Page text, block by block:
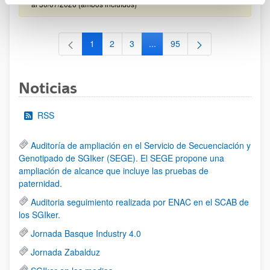
al 30/07/2026 (ambos incluídos)
Página
1 Página
2 Página
3 ...Páginas intermedias Use TAB
Página
95
Noticias
RSS
Auditoría de ampliación en el Servicio de Secuenciación y
Genotipado de SGIker (SEGE). El SEGE propone una
ampliación de alcance que incluye las pruebas de
paternidad.
Auditoria seguimiento realizada por ENAC en el SCAB de
los SGIker.
Jornada Basque Industry 4.0
Jornada Zabalduz